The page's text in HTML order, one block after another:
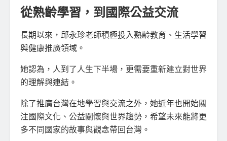
從熟齡學習，到國際公益交流
長期以來，邱永珍老師積極投入熟齡教育、生活學習
與健康推廣領域。
她認為，人到了人生下半場，更需要重新建立對世界
的理解與連結。
除了推廣台灣在地學習與交流之外，她近年也開始關
注國際文化、公益關懷與世界趨勢，希望未來能將更
多不同國家的故事與觀念帶回台灣。